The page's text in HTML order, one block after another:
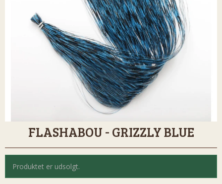
FLASHABOU - GRIZZLY BLUE
Produktet er udsolgt.